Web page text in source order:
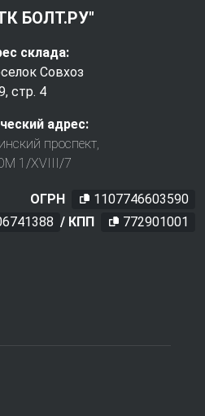
БОЛТ.РУ"
склада:
Совхоз
стр. 4
адрес:
проспект,
1/XVIII/7
ОГРН
1107746603590
/ КПП 772901001